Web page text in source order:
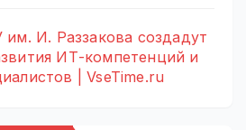
И. Раззакова создадут
ИТ-компетенций и
| VseTime.ru